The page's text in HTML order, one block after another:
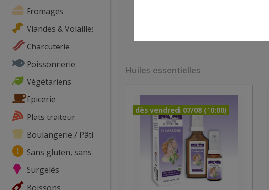
Fromages
Viandes & Volailles
Charcuterie
Poissonnerie
Végétariens
Epicerie
Plats traiteur
Boulangerie / Pâtisserie
Sans gluten, sans lactose, ...
Surgelés
Boissons
Huiles essentielles
dès vendredi 07/08 (10:00)